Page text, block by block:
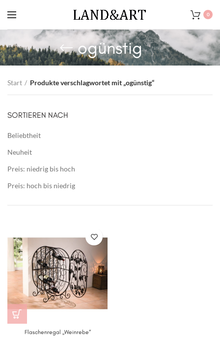
0
ogünstig
Start Produkte verschlagwortet mit „ogünstig“
SORTIEREN NACH
Beliebtheit
Neuheit
Preis: niedrig bis hoch
Preis: hoch bis niedrig
Flaschenregal „Weinrebe“